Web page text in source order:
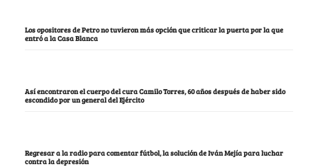
Los opositores de Petro no tuvieron más opción que criticar la puerta por la que
entró a la Casa Blanca
Así encontraron el cuerpo del cura Camilo Torres, 60 años después de haber sido
escondido por un general del Ejército
Regresar a la radio para comentar fútbol, la solución de Iván Mejía para luchar
contra la depresión